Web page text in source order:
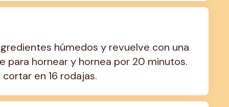
húmedos y revuelve con una
para hornear y hornea por 20 minutos.
en 16 rodajas.